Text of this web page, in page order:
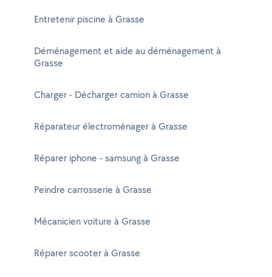
Entretenir piscine à Grasse
Déménagement et aide au déménagement à
Grasse
Charger - Décharger camion à Grasse
Réparateur électroménager à Grasse
Réparer iphone - samsung à Grasse
Peindre carrosserie à Grasse
Mécanicien voiture à Grasse
Réparer scooter à Grasse